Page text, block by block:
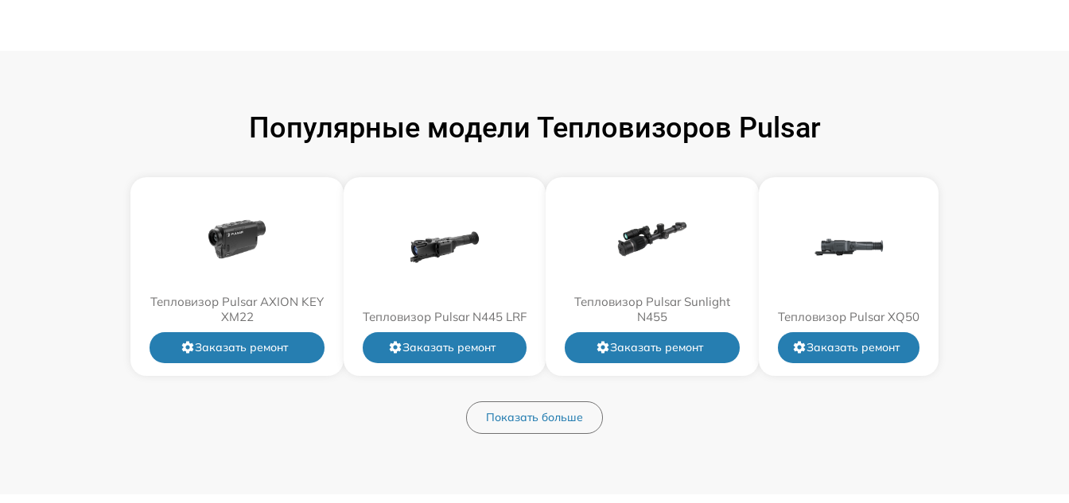
Популярные модели Тепловизоров Pulsar
Тепловизор Pulsar AXION KEY
XM22
Заказать ремонт
Тепловизор Pulsar N445 LRF
Заказать ремонт
Тепловизор Pulsar Sunlight
N455
Заказать ремонт
Тепловизор Pulsar XQ50
Заказать ремонт
Показать больше